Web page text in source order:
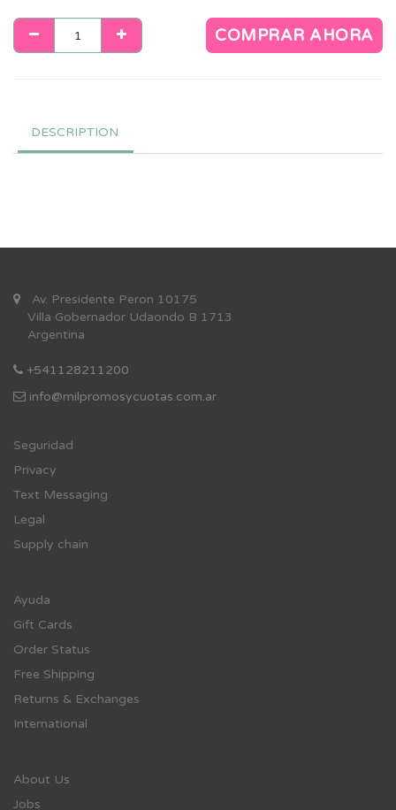
COMPRAR AHORA
DESCRIPTION
Av. Presidente Peron 10175
Villa Gobernador Udaondo B 1713
Argentina
+541128211200
info@milpromosycuotas.com.ar
Seguridad
Privacy
Text Messaging
Legal
Supply chain
Ayuda
Gift Cards
Order Status
Free Shipping
Returns & Exchanges
International
About Us
Jobs